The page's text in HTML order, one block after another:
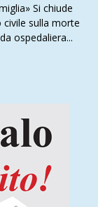
Si chiude
sulla morte
ospedaliera...